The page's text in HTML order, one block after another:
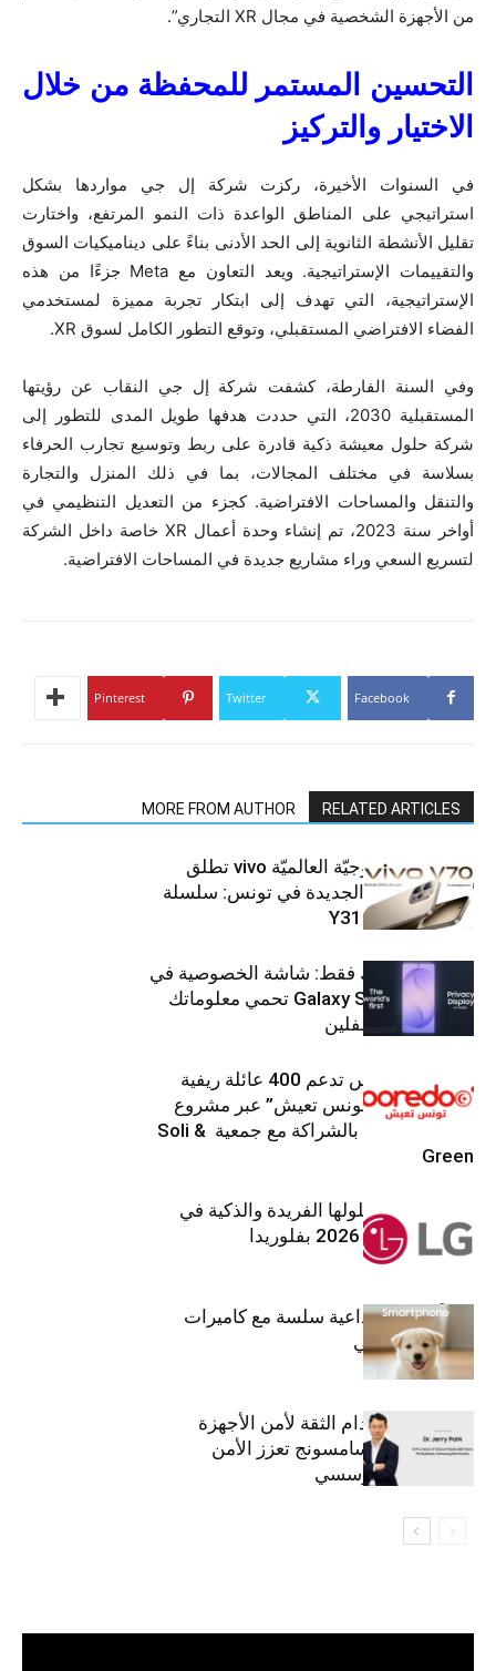
من الأجهزة الشخصية في مجال XR التجاري”.
التحسين المستمر للمحفظة من خلال
الاختيار والتركيز
في السنوات الأخيرة، ركزت شركة إل جي مواردها بشكل
استراتيجي على المناطق الواعدة ذات النمو المرتفع، واختارت
تقليل الأنشطة الثانوية إلى الحد الأدنى بناءً على ديناميكيات السوق
والتقييمات الإستراتيجية. ويعد التعاون مع Meta جزءًا من هذه
الإستراتيجية، التي تهدف إلى ابتكار تجربة مميزة لمستخدمي
الفضاء الافتراضي المستقبلي، وتوقع التطور الكامل لسوق XR.
وفي السنة الفارطة، كشفت شركة إل جي النقاب عن رؤيتها
المستقبلية 2030، التي حددت هدفها طويل المدى للتطور إلى
شركة حلول معيشة ذكية قادرة على ربط وتوسيع تجارب الحرفاء
بسلاسة في مختلف المجالات، بما في ذلك المنزل والتجارة
والتنقل والمساحات الافتراضية. كجزء من التعديل التنظيمي في
أواخر سنة 2023، تم إنشاء وحدة أعمال XR خاصة داخل الشركة
لتسريع السعي وراء مشاريع جديدة في المساحات الافتراضية.
Facebook
Twitter
Pinterest
RELATED ARTICLES
MORE FROM AUTHOR
العلامة التّكنولوجيّة العالميّة vivo تطلق
هواتفها الذكيّة الجديدة في تونس: سلسلة
V70 وسلسلة Y31
شاشتك، لعينيك فقط: شاشة الخصوصية في
جهاز Galaxy S26 Ultra تحمي معلوماتك
من أعين المتطفلين
Ooredoo تونس تدعم 400 عائلة ريفية
ضمن برنامج “تونس تعيش” عبر مشروع
تنموي مستدام بالشراكة مع جمعية Soli &
Green
إل جي تقدم حلولها الفريدة والذكية في
معرض (KBIS) 2026 بفلوريدا
قريباً: تجربة إبداعية سلسة مع كاميرات
أجهزة جالاكسي
استراتيجية انعدام الثقة لأمن الأجهزة
المحمولة من سامسونج تعزز الأمن
السيبراني المؤسسي